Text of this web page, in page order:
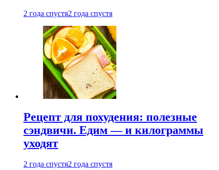
2 года спустя2 года спустя
Рецепт для похудения: полезные
сэндвичи. Едим — и килограммы
уходят
2 года спустя2 года спустя